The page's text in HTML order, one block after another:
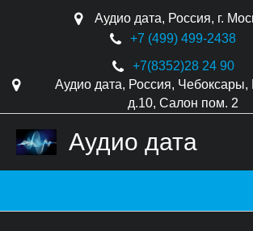
Аудио дата, Россия, г.
+7 (499) 499-2438
+7(8352)28 24 90
Аудио дата, Россия, Чебоксары,
д.10, Салон пом. 2
Аудио дата